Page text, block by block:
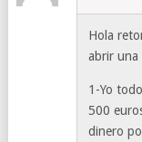
Hola
abrir una
1-Yo
500
dinero